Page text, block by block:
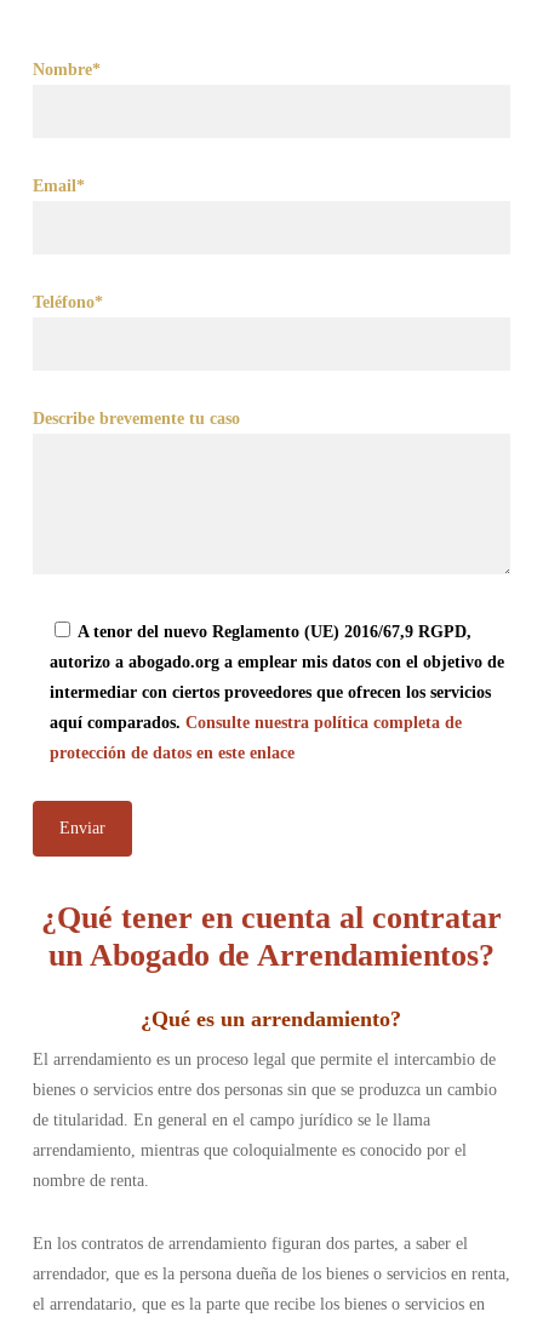
Nombre*
Email*
Teléfono*
Describe brevemente tu caso
A tenor del nuevo Reglamento (UE) 2016/67,9 RGPD,
autorizo a abogado.org a emplear mis datos con el objetivo de
intermediar con ciertos proveedores que ofrecen los servicios
aquí comparados. Consulte nuestra política completa de
protección de datos en este enlace
¿Qué tener en cuenta al contratar
un Abogado de Arrendamientos?
¿Qué es un arrendamiento?
El arrendamiento es un proceso legal que permite el intercambio de
bienes o servicios entre dos personas sin que se produzca un cambio
de titularidad. En general en el campo jurídico se le llama
arrendamiento, mientras que coloquialmente es conocido por el
nombre de renta.
En los contratos de arrendamiento figuran dos partes, a saber el
arrendador, que es la persona dueña de los bienes o servicios en renta,
el arrendatario, que es la parte que recibe los bienes o servicios en